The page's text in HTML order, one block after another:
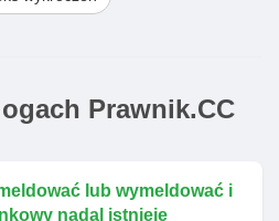
Prawnik.CC
lub wymeldować i
nadal istnieje